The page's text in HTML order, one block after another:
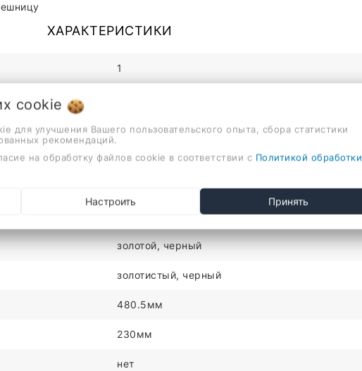
ХАРАКТЕРИСТИКИ
1
нет
однорычажный
на раковину или столешницу
золотой, черный
золотистый, черный
480.5мм
230мм
нет
cookie
для улучшения Вашего пользовательского опыта, сбора статистики
рекомендаций.
на обработку файлов cookie в соответствии с Политикой обработки
Настроить Принять